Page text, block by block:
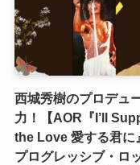
西城秀樹のプロデュ
力！【AOR『I’ll
the Love 愛する君に
プログレッシブ・ロ